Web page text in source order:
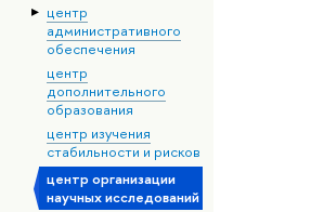
центр
административного
обеспечения
центр
дополнительного
образования
центр изучения
стабильности и рисков
центр организации
научных исследований